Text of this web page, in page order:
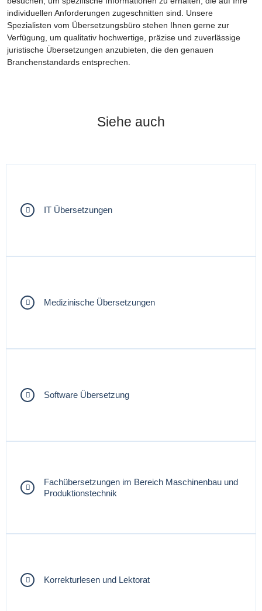
individuellen Anforderungen zugeschnitten sind. Unsere
Spezialisten vom Übersetzungsbüro stehen Ihnen gerne zur
Verfügung, um qualitativ hochwertige, präzise und zuverlässige
juristische Übersetzungen anzubieten, die den genauen
Branchenstandards entsprechen.
Siehe auch
IT Übersetzungen
Medizinische Übersetzungen
Software Übersetzung
Fachübersetzungen im Bereich Maschinenbau und
Produktionstechnik
Korrekturlesen und Lektorat